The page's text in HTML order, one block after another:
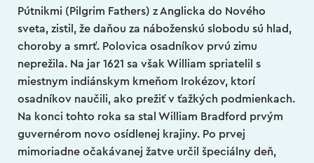
Pútnikmi (Pilgrim Fathers) z Anglicka do Nového
sveta, zistil, že daňou za náboženskú slobodu sú hlad,
choroby a smrť. Polovica osadníkov prvú zimu
neprežila. Na jar 1621 sa však William spriatelil s
miestnym indiánskym kmeňom Irokézov, ktorí
osadníkov naučili, ako prežiť v ťažkých podmienkach.
Na konci tohto roka sa stal William Bradford prvým
guvernérom novo osídlenej krajiny. Po prvej
mimoriadne očakávanej žatve určil špeciálny deň,